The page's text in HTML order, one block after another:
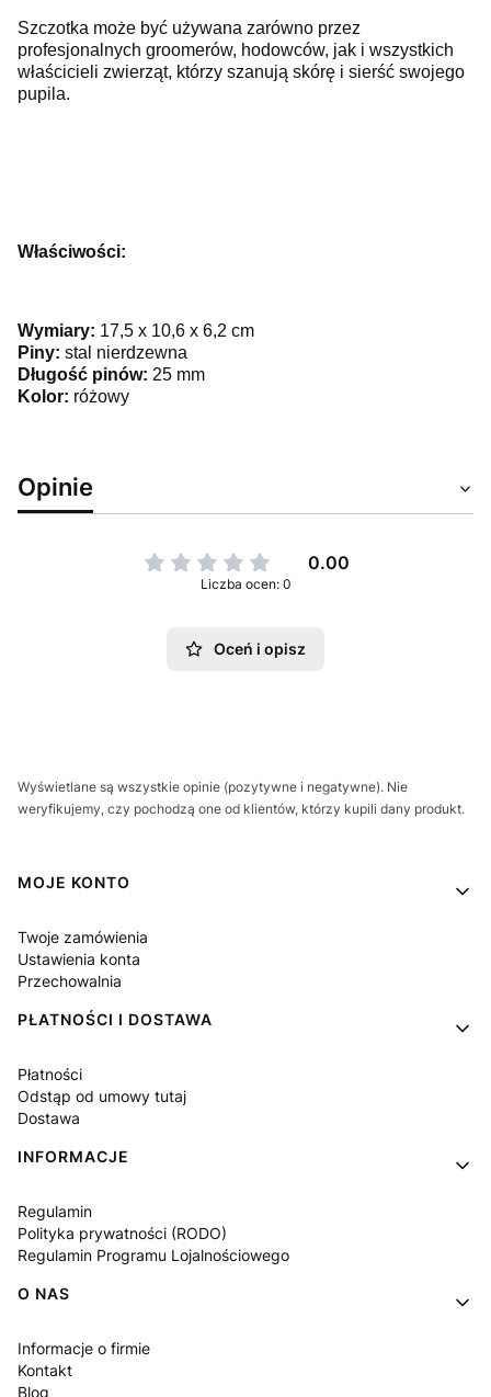
Szczotka może być używana zarówno przez
profesjonalnych groomerów, hodowców, jak i wszystkich
właścicieli zwierząt, którzy szanują skórę i sierść swojego
pupila.
Właściwości:
Wymiary: 17,5 x 10,6 x 6,2 cm
Piny: stal nierdzewna
Długość pinów: 25 mm
Kolor: różowy
Opinie
0.00
Liczba ocen: 0
Oceń i opisz
Wyświetlane są wszystkie opinie (pozytywne i negatywne). Nie
weryfikujemy, czy pochodzą one od klientów, którzy kupili dany produkt.
Linki w stopce
MOJE KONTO
Twoje zamówienia
Ustawienia konta
Przechowalnia
PŁATNOŚCI I DOSTAWA
Płatności
Odstąp od umowy tutaj
Dostawa
INFORMACJE
Regulamin
Polityka prywatności (RODO)
Regulamin Programu Lojalnościowego
O NAS
Informacje o firmie
Kontakt
Blog